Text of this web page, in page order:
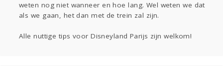
Sport
Contact Viva zoekt
Aangeboden
Gevraagd
Horen Doen
weten nog niet wanneer en hoe lang. Wel weten we dat
als we gaan, het dan met de trein zal zijn.
Alle nuttige tips voor Disneyland Parijs zijn welkom!